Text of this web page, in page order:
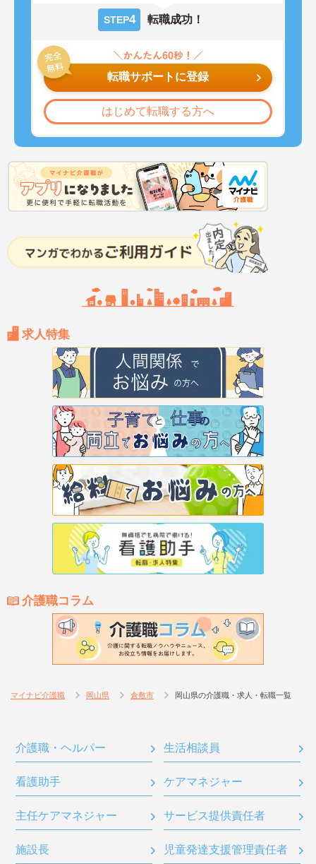
STEP4 転職成功！
転職サポートに登録
はじめて転職する方へ
求人特集
介護職コラム
マイナビ介護職 岡山県 倉敷市 岡山県の介護職・求人・転職一覧
介護職・ヘルパー 生活相談員
看護助手 ケアマネジャー
主任ケアマネジャー サービス提供責任者
施設長 児童発達支援管理責任者